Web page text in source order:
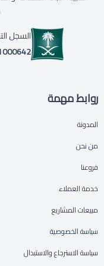
السجل
روابط مهمة
المدونة
من نحن
فروعنا
خدمة العملاء
مبيعات المشاريع
سياسة الخصوصية
سياسة الاسترجاع والاستبدال